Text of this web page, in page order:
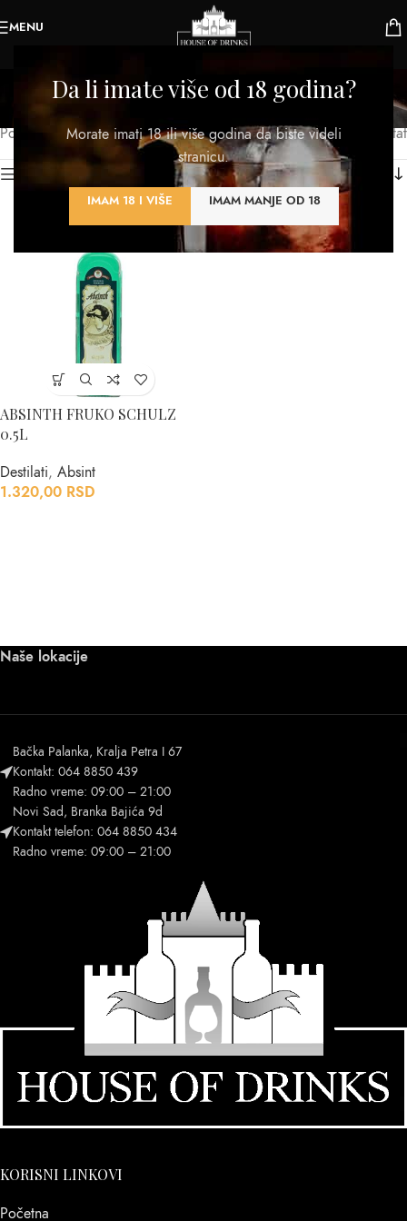
Da li imate više od 18 godina?
Morate imati 18 ili više godina da biste videli
stranicu.
IMAM 18 I VIŠE IMAM MANJE OD 18
MENU
Absint
Početna
Destilati/Absint
Prikazan jedan rezultat
Kategorije proizvoda
ABSINTH FRUKO SCHULZ
0.5L
Destilati, Absint
1.320,00 RSD
Naše lokacije
Bačka Palanka, Kralja Petra I 67
Kontakt: 064 8850 439
Radno vreme: 09:00 – 21:00
Novi Sad, Branka Bajića 9d
Kontakt telefon: 064 8850 434
Radno vreme: 09:00 – 21:00
KORISNI LINKOVI
Početna